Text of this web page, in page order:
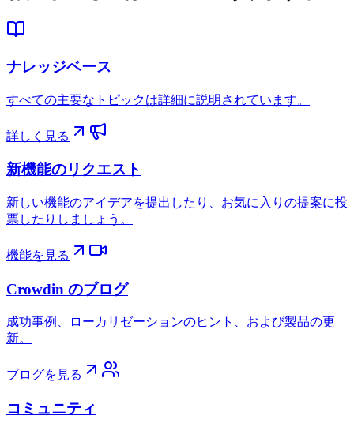
ナレッジベース
すべての主要なトピックは詳細に説明されています。
詳しく見る
新機能のリクエスト
新しい機能のアイデアを提出したり、お気に入りの提案に投
票したりしましょう。
機能を見る
Crowdin のブログ
成功事例、ローカリゼーションのヒント、および製品の更
新。
ブログを見る
コミュニティ